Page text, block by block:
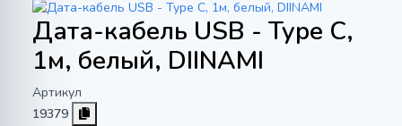
Дата-кабель USB - Type C,
1м, белый, DIINAMI
Артикул
19379